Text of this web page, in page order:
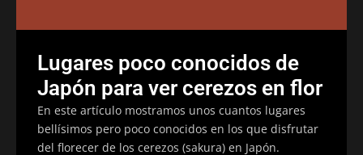
Lugares poco conocidos de
Japón para ver cerezos en flor
En este artículo mostramos unos cuantos lugares
bellísimos pero poco conocidos en los que disfrutar
del florecer de los cerezos (sakura) en Japón.